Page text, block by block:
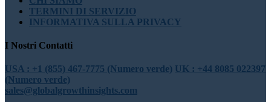
TERMINI DI SERVIZIO
INFORMATIVA SULLA PRIVACY
I Nostri Contatti
USA : +1 (855) 467-7775 (Numero verde) UK : +44 8085 022397
(Numero verde)
sales@globalgrowthinsights.com